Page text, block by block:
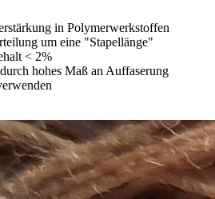
in Polymerwerkstoffen
um eine "Stapellänge"
< 2%
durch hohes Maß an Auffaserung